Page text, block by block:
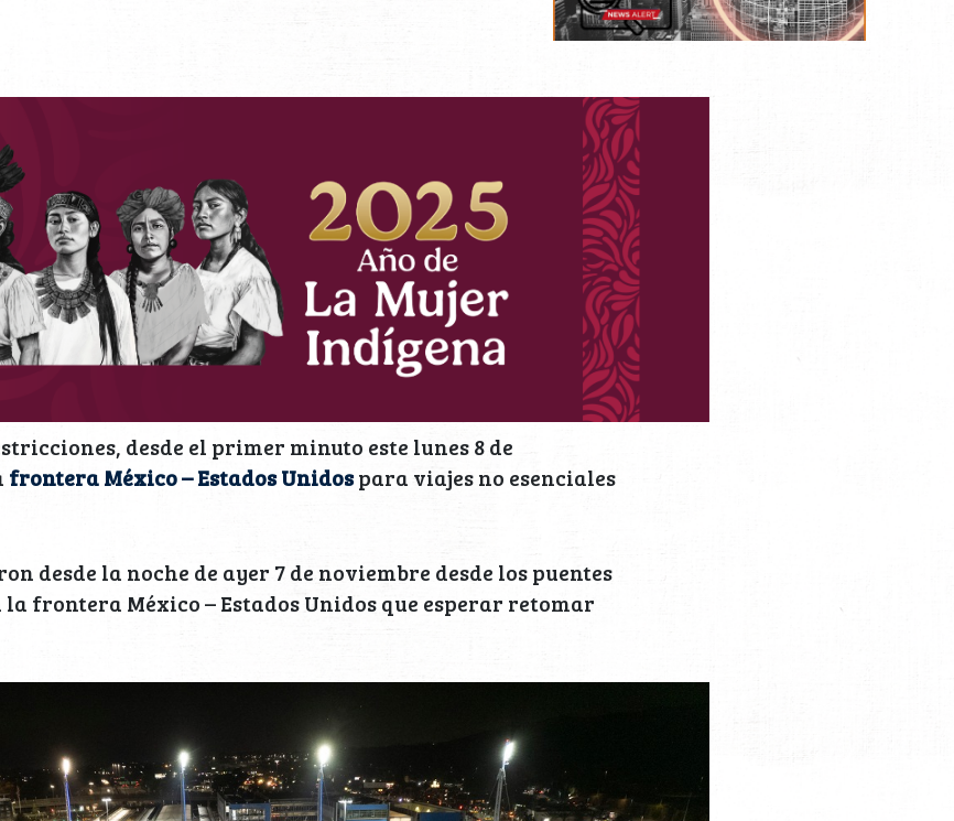
desde el primer minuto este lunes 8 de
frontera México – Estados Unidospara viajes no esenciales
desde la noche de ayer 7 de noviembre desde los puentes
frontera México – Estados Unidos que esperar retomar